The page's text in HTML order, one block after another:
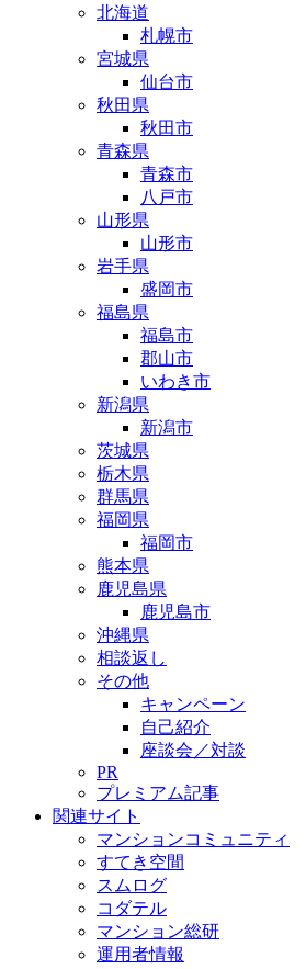
北海道
札幌市
宮城県
仙台市
秋田県
秋田市
青森県
青森市
八戸市
山形県
山形市
岩手県
盛岡市
福島県
福島市
郡山市
いわき市
新潟県
新潟市
茨城県
栃木県
群馬県
福岡県
福岡市
熊本県
鹿児島県
鹿児島市
沖縄県
相談返し
その他
キャンペーン
自己紹介
座談会／対談
PR
プレミアム記事
関連サイト
マンションコミュニティ
すてき空間
スムログ
コダテル
マンション総研
運用者情報